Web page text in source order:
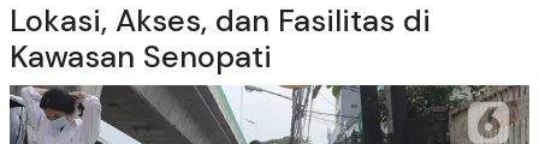
Lokasi, Akses, dan Fasilitas di
Kawasan Senopati